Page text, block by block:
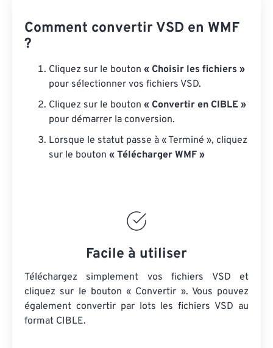
Comment convertir VSD en WMF
?
Cliquez sur le bouton « Choisir les fichiers »
pour sélectionner vos fichiers VSD.
Cliquez sur le bouton « Convertir en CIBLE »
pour démarrer la conversion.
Lorsque le statut passe à « Terminé », cliquez
sur le bouton « Télécharger WMF »
Facile à utiliser
Téléchargez simplement vos fichiers VSD et
cliquez sur le bouton « Convertir ». Vous pouvez
également convertir par lots les fichiers VSD au
format CIBLE.